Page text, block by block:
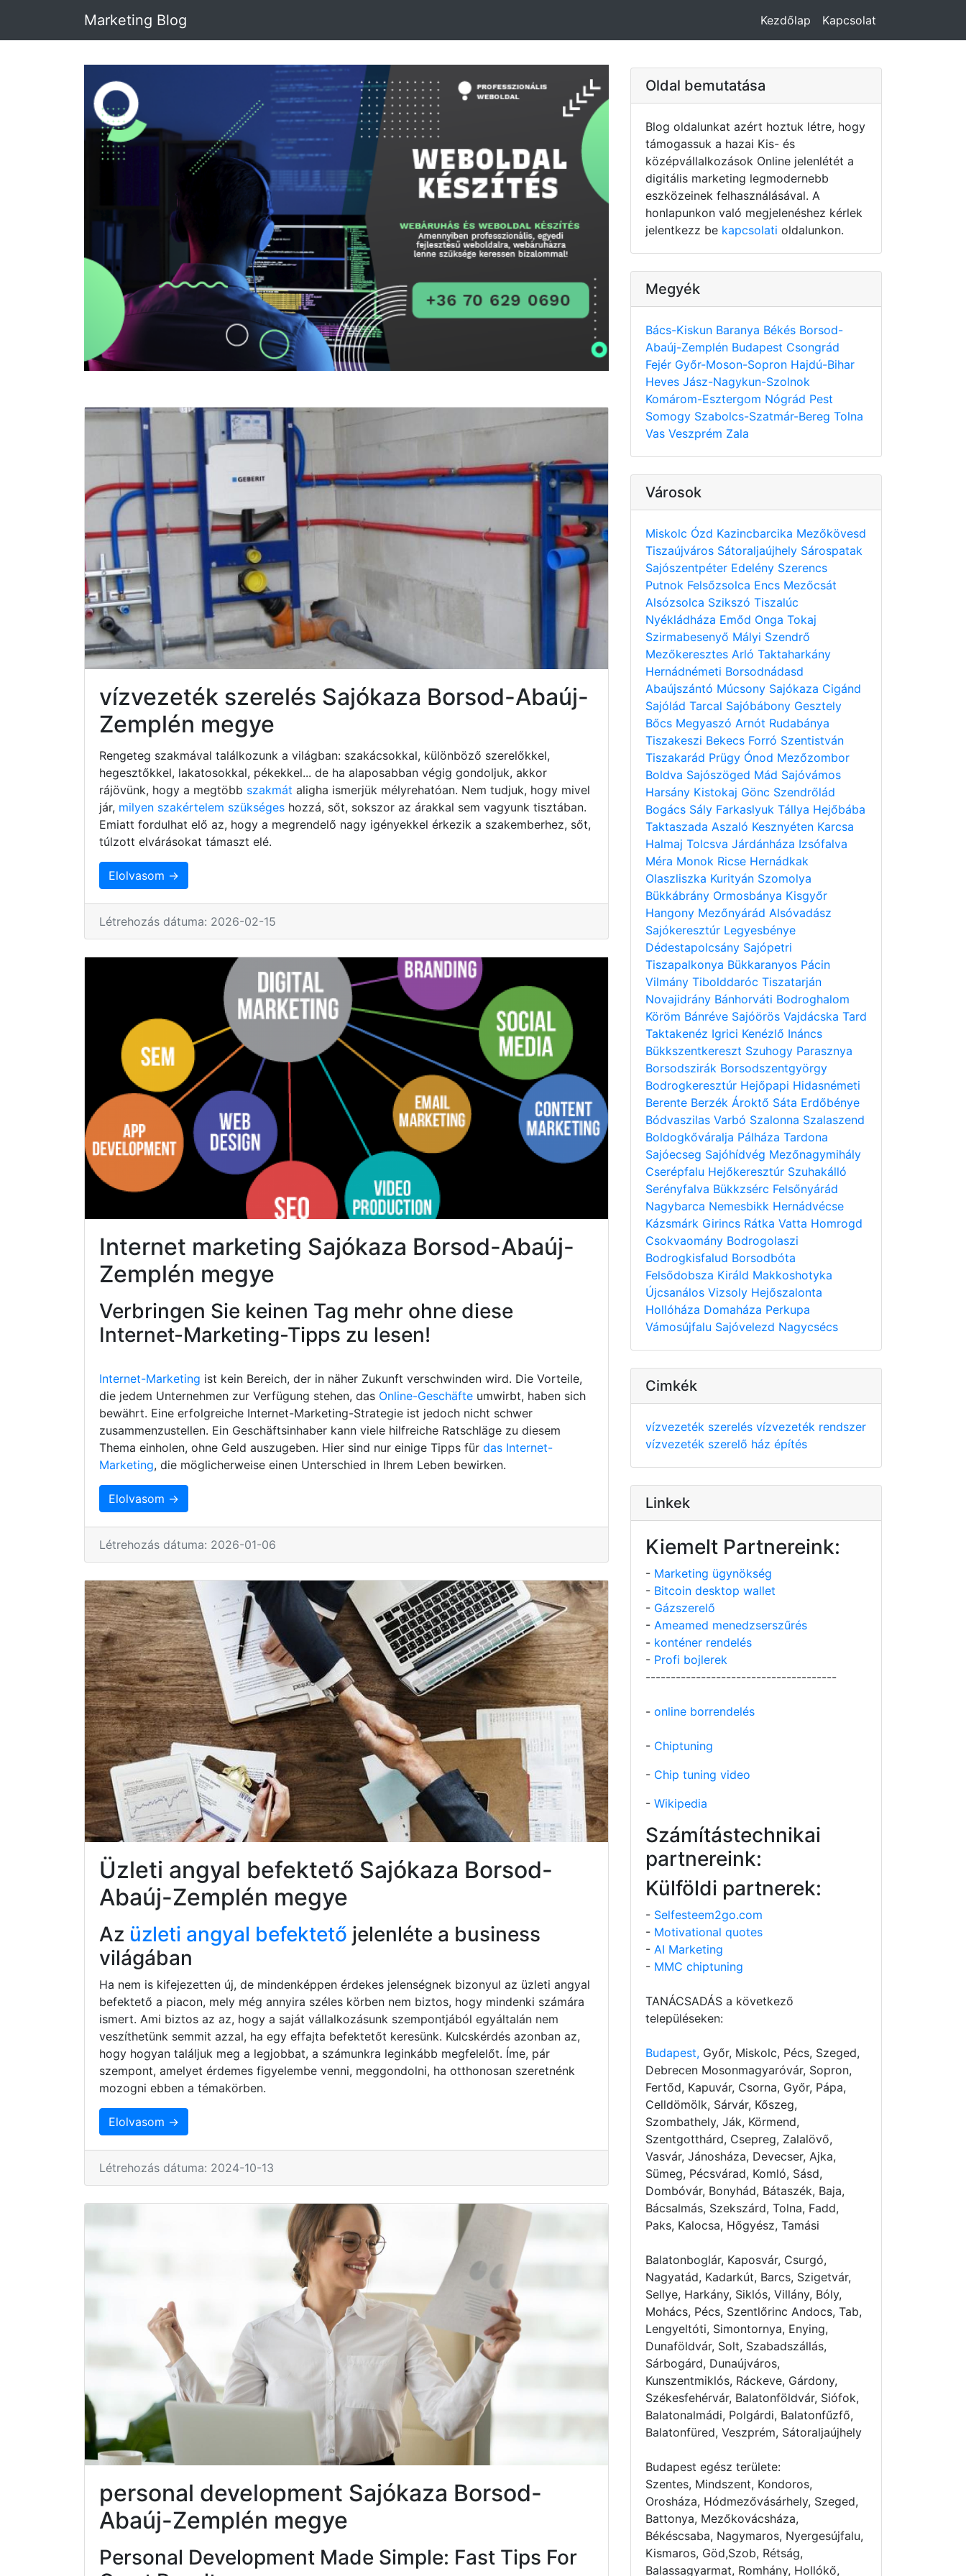
Marketing Blog Kezdőlap Kapcsolat
vízvezeték szerelés Sajókaza Borsod-Abaúj-
Zemplén megye
Rengeteg szakmával találkozunk a világban: szakácsokkal, különböző szerelőkkel,
hegesztőkkel, lakatosokkal, pékekkel... de ha alaposabban végig gondoljuk, akkor
rájövünk, hogy a megtöbb szakmát aligha ismerjük mélyrehatóan. Nem tudjuk, hogy mivel
jár, milyen szakértelem szükséges hozzá, sőt, sokszor az árakkal sem vagyunk tisztában.
Emiatt fordulhat elő az, hogy a megrendelő nagy igényekkel érkezik a szakemberhez, sőt,
túlzott elvárásokat támaszt elé.
Elolvasom →
Létrehozás dátuma: 2026-02-15
Internet marketing Sajókaza Borsod-Abaúj-
Zemplén megye
Verbringen Sie keinen Tag mehr ohne diese
Internet-Marketing-Tipps zu lesen!
Internet-Marketing ist kein Bereich, der in näher Zukunft verschwinden wird. Die Vorteile,
die jedem Unternehmen zur Verfügung stehen, das Online-Geschäfte umwirbt, haben sich
bewährt. Eine erfolgreiche Internet-Marketing-Strategie ist jedoch nicht schwer
zusammenzustellen. Ein Geschäftsinhaber kann viele hilfreiche Ratschläge zu diesem
Thema einholen, ohne Geld auszugeben. Hier sind nur einige Tipps für das Internet-
Marketing, die möglicherweise einen Unterschied in Ihrem Leben bewirken.
Elolvasom →
Létrehozás dátuma: 2026-01-06
Üzleti angyal befektető Sajókaza Borsod-
Abaúj-Zemplén megye
Az üzleti angyal befektető jelenléte a business
világában
Ha nem is kifejezetten új, de mindenképpen érdekes jelenségnek bizonyul az üzleti angyal
befektető a piacon, mely még annyira széles körben nem biztos, hogy mindenki számára
ismert. Ami biztos az az, hogy a saját vállalkozásunk szempontjából egyáltalán nem
veszíthetünk semmit azzal, ha egy effajta befektetőt keresünk. Kulcskérdés azonban az,
hogy hogyan találjuk meg a legjobbat, a számunkra leginkább megfelelőt. Íme, pár
szempont, amelyet érdemes figyelembe venni, meggondolni, ha otthonosan szeretnénk
mozogni ebben a témakörben.
Elolvasom →
Létrehozás dátuma: 2024-10-13
personal development Sajókaza Borsod-
Abaúj-Zemplén megye
Personal Development Made Simple: Fast Tips For
Oldal bemutatása
Blog oldalunkat azért hoztuk létre, hogy
támogassuk a hazai Kis- és
középvállalkozások Online jelenlétét a
digitális marketing legmodernebb
eszközeinek felhasználásával. A
honlapunkon való megjelenéshez kérlek
jelentkezz be kapcsolati oldalunkon.
Megyék
Bács-Kiskun Baranya Békés Borsod-
Abaúj-Zemplén Budapest Csongrád
Fejér Győr-Moson-Sopron Hajdú-Bihar
Heves Jász-Nagykun-Szolnok
Komárom-Esztergom Nógrád Pest
Somogy Szabolcs-Szatmár-Bereg Tolna
Vas Veszprém Zala
Városok
Miskolc Ózd Kazincbarcika Mezőkövesd
Tiszaújváros Sátoraljaújhely Sárospatak
Sajószentpéter Edelény Szerencs
Putnok Felsőzsolca Encs Mezőcsát
Alsózsolca Szikszó Tiszalúc
Nyékládháza Emőd Onga Tokaj
Szirmabesenyő Mályi Szendrő
Mezőkeresztes Arló Taktaharkány
Hernádnémeti Borsodnádasd
Abaújszántó Múcsony Sajókaza Cigánd
Sajólád Tarcal Sajóbábony Gesztely
Bőcs Megyaszó Arnót Rudabánya
Tiszakeszi Bekecs Forró Szentistván
Tiszakarád Prügy Ónod Mezőzombor
Boldva Sajószöged Mád Sajóvámos
Harsány Kistokaj Gönc Szendrőlád
Bogács Sály Farkaslyuk Tállya Hejőbába
Taktaszada Aszaló Kesznyéten Karcsa
Halmaj Tolcsva Járdánháza Izsófalva
Méra Monok Ricse Hernádkak
Olaszliszka Kurityán Szomolya
Bükkábrány Ormosbánya Kisgyőr
Hangony Mezőnyárád Alsóvadász
Sajókeresztúr Legyesbénye
Dédestapolcsány Sajópetri
Tiszapalkonya Bükkaranyos Pácin
Vilmány Tibolddaróc Tiszatarján
Novajidrány Bánhorváti Bodroghalom
Köröm Bánréve Sajóörös Vajdácska Tard
Taktakenéz Igrici Kenézlő Ináncs
Bükkszentkereszt Szuhogy Parasznya
Borsodszirák Borsodszentgyörgy
Bodrogkeresztúr Hejőpapi Hidasnémeti
Berente Berzék Ároktő Sáta Erdőbénye
Bódvaszilas Varbó Szalonna Szalaszend
Boldogkőváralja Pálháza Tardona
Sajóecseg Sajóhídvég Mezőnagymihály
Cserépfalu Hejőkeresztúr Szuhakálló
Serényfalva Bükkzsérc Felsőnyárád
Nagybarca Nemesbikk Hernádvécse
Kázsmárk Girincs Rátka Vatta Homrogd
Csokvaomány Bodrogolaszi
Bodrogkisfalud Borsodbóta
Felsődobsza Királd Makkoshotyka
Újcsanálos Vizsoly Hejőszalonta
Hollóháza Domaháza Perkupa
Vámosújfalu Sajóvelezd Nagycsécs
Cimkék
vízvezeték szerelés vízvezeték rendszer
vízvezeték szerelő ház építés
Linkek
Kiemelt Partnereink:
- Marketing ügynökség
- Bitcoin desktop wallet
- Gázszerelő
- Ameamed menedzserszűrés
- konténer rendelés
- Profi bojlerek
--------------------------------------
- online borrendelés
- Chiptuning
- Chip tuning video
- Wikipedia
Számítástechnikai
partnereink:
Külföldi partnerek:
- Selfesteem2go.com
- Motivational quotes
- AI Marketing
- MMC chiptuning
TANÁCSADÁS a következő
településeken:
Budapest, Győr, Miskolc, Pécs, Szeged,
Debrecen Mosonmagyaróvár, Sopron,
Fertőd, Kapuvár, Csorna, Győr, Pápa,
Celldömölk, Sárvár, Kőszeg,
Szombathely, Ják, Körmend,
Szentgotthárd, Csepreg, Zalalövő,
Vasvár, Jánosháza, Devecser, Ajka,
Sümeg, Pécsvárad, Komló, Sásd,
Dombóvár, Bonyhád, Bátaszék, Baja,
Bácsalmás, Szekszárd, Tolna, Fadd,
Paks, Kalocsa, Hőgyész, Tamási
Balatonboglár, Kaposvár, Csurgó,
Nagyatád, Kadarkút, Barcs, Szigetvár,
Sellye, Harkány, Siklós, Villány, Bóly,
Mohács, Pécs, Szentlőrinc Andocs, Tab,
Lengyeltóti, Simontornya, Enying,
Dunaföldvár, Solt, Szabadszállás,
Sárbogárd, Dunaújváros,
Kunszentmiklós, Ráckeve, Gárdony,
Székesfehérvár, Balatonföldvár, Siófok,
Balatonalmádi, Polgárdi, Balatonfűzfő,
Balatonfüred, Veszprém, Sátoraljaújhely
Budapest egész területe:
Szentes, Mindszent, Kondoros,
Orosháza, Hódmezővásárhely, Szeged,
Battonya, Mezőkovácsháza,
Békéscsaba, Nagymaros, Nyergesújfalu,
Kismaros, Göd,Szob, Rétság,
Balassagyarmat, Romhány, Hollókő,